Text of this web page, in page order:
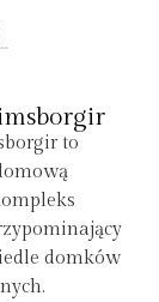
to
domków